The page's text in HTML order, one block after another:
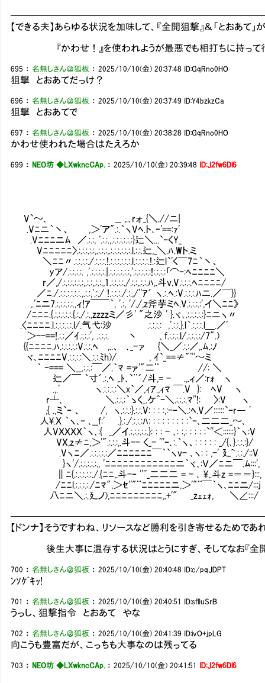
【できる夫】あらゆる状況を加味して、『全開狙撃』＆「とおあて
『かわせ！』を使われようが最悪でも相打ちに持って行け
695 ： 名無しさん＠狐板 ：2025/10/10(金) 20:37:48 ID:GqRno0HO
狙撃 とおあてだっけ？
696 ： 名無しさん＠狐板 ：2025/10/10(金) 20:37:49 ID:Y4bzkzCa
狙撃 とおあてで
697 ： 名無しさん＠狐板 ：2025/10/10(金) 20:38:28 ID:GqRno0HO
かわせ使われた場合はたえろか
699 ： NEO坊 ◆LXwkncCAp. ：2025/10/10(金) 20:39:48 ID:J2fw6Dl6
V`～､ __ ,.､rォ_{＼.//ニ|
.Vﾆニ｀丶、 ,＞'ア".:.｀ヽVﾍ.ト､ｰ'==:ｧ'
.Vﾆﾆﾆニﾑ ／.:.:, '.:.:.,.:.:.:.:.:.:}辷＼...`ｰくY_
Vﾆﾆﾆﾆﾆ〉.:.:.:.:.:,.:.:.:,.:.:.:.:.:.:.l.:.:.辷,_＼.ﾊ.Wト.ミ
＼ﾆﾆ〃.:.:.:.:./.:.:.:.!.:.:.:.:.:.:.l.:.:.:.:.!.:辷l`'く￣7ﾆ｀丶、
yア/.:.:.:.:. ,'.:.:.:.:.|.:.:.:.:.:.:,'.:.:.:.:.:!:.:.:.:｢⌒ｰ:ﾍﾆﾆﾆﾆ＼
r／,/.:.:.:.:.:.:,.:.:,.:.:.,1.:.:.:.:./.:.:,.:.:.ﾊ,.斗v.V.:.:.:.ﾍﾆﾆﾆﾆ/
／ﾆ./.:.:.:.:.:.:.,.:.:,'.:./ !.:.:.:./.:.,/''ｱ´ ヽ.:.ﾍ.:V.:.:.:.ﾊニ.／￣}}
,.'ﾆニ7.:.:.:.:.:.,ィ!ｱ￣￣｀, '.:, '/./,z斧芋ミﾍ.V.:.:.:.:',イ＼ﾆﾆ》
/ﾆﾆﾆ.{.:.:.:.:.:.{.:./.:.,zzzzミ／彡' "之沙 ' }.ヾ､.:.:.:.:.:}ﾆニヽ〃
.〈ﾆﾆﾆﾆ.l.:.:.:.:.:.l/.气弋:沙 .:.:.:.: ,'.:.:.}.l｀.:.:.:.l＿.／'
＞--==!.:.:／ｲ.:.:.:', .:.:.:. 丶 , f.:.:.:.l/.:.:.:.:/7".)
{{ﾆﾆﾆﾆ.ﾊ.:.:.:.:.:V.:.:.ﾍ ,..、 ､_-ァ {＼_／.:.:／,.ﾑ.:ﾉ
ヾ､ﾆﾆﾆﾆV.:.:.:.:＼.:.:.ﾐh)/ , ｲ`_==≠"'''～ミ
｀ ｰ=== ＼__.:.:.:￣／.｀ﾏ =ァ'"二¨ //: ＼
辷／￣ ｀寸´.:.ﾍ ,.ﾄ､`¨´/斗,= - .,.ィ／:rｫ ヽ
.,.' ヽ.:.:.:.:＼x`／,ｨｱ.,ｨﾏ ￣.V }: ﾍV ヽ
r┴､ ＼.:.:.:｀ゝく_.ケ^ｰ＼.:.:.:.ﾏ''!: 〉:V ヽ
,{ .,ミ`ｰ 、 /, ヽ.:.:.:}.:.:.V: : : :,:-‐＼.:ﾍ.V／::::::`ｰr― '
人\.Ｘ ｀ヽ､ｰ ､__f:' .}.:./.:.:.:ﾊ: : : : : : : : :`ｰ､二二二_～､
人VＸＸＸＸ｀ヽ､:{ _／イ.:.:.:.:.:.}: : : - ､: :,: : : : :`''＜::::::}｀ヽ:V
VX,z≠ﾆ,＞'".:.:.:,.斗-- く_- '''ｰ､:.｀ヽ、: : : : : _/{､}.:.:.:}/
.Vヽﾆ／.:.:.:.:.:／ﾆﾆﾆﾆﾆﾆ￣｀`ヽv- ､ヽ: : ,-' 廴~.:.:./::V
}ヽ'/.:.:.:.:.:., 'ﾆﾆﾆﾆﾆﾆﾆﾆﾆﾆﾆﾆニ｀ヾ､:Ｖ／ﾆニ￣.ﾑ:::',
∥ﾆ{.:.:.:.:.:./.{ﾆﾆ,.斗-‐ ''''_二二二 = - ､ \,.斗z =＝＝}:::,
/ﾆﾆl.:.:.:.:./ﾆﾏ",＞ｾ''"¨ﾆﾆﾆﾆﾆニ,＞'"¨￣｀ヽ､ﾆﾆニ/:::j
八ﾆニ＼.:.廴ノ),ﾆﾆﾆﾆﾆﾆﾆﾆﾆ,.+'" _zｪｪｫ, ＼∠:::/
【ドンナ】そうですわね、リソースなど勝利を引き寄せるためで
後生大事に温存する状況はとうにすぎ、そしてなお『全開
700 ： 名無しさん＠狐板 ：2025/10/10(金) 20:40:48 ID:c/pqJDPT
ﾝｿｹﾞｷｯ!
701 ： 名無しさん＠狐板 ：2025/10/10(金) 20:40:51 ID:sflIuSrB
うっし、狙撃指令 とおあて やな
702 ： 名無しさん＠狐板 ：2025/10/10(金) 20:41:39 ID:ivO+jpLG
向こうも豊富だが、こっちも大事なのは残ってる
703 ： NEO坊 ◆LXwkncCAp. ：2025/10/10(金) 20:41:51 ID:J2fw6Dl6